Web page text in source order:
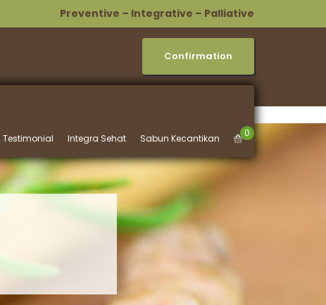
Preventive – Integrative – Palliative
Confirmation
0
Testimonial Integra Sehat Sabun Kecantikan